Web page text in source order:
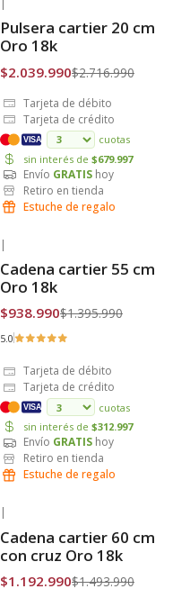
Envío Gratis
Pulsera cartier 20 cm
Oro 18k
$2.039.990$2.716.990
Tarjeta de débito
Tarjeta de crédito
VISA
cuotas
sin interés de $679.997
Envío GRATIS hoy
Retiro en tienda
Estuche de regalo
Envío Gratis
|
Cadena cartier 55 cm
Oro 18k
$938.990$1.395.990
5.0
Tarjeta de débito
Tarjeta de crédito
VISA
cuotas
sin interés de $312.997
Envío GRATIS hoy
Retiro en tienda
Estuche de regalo
Envío Gratis
Cadena cartier 60 cm
con cruz Oro 18k
$1.192.990$1.493.990